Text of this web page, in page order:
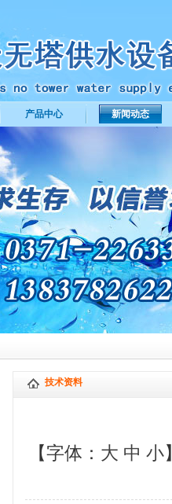
产品中心 新闻动态
技术资料
【字体： 大 中 小